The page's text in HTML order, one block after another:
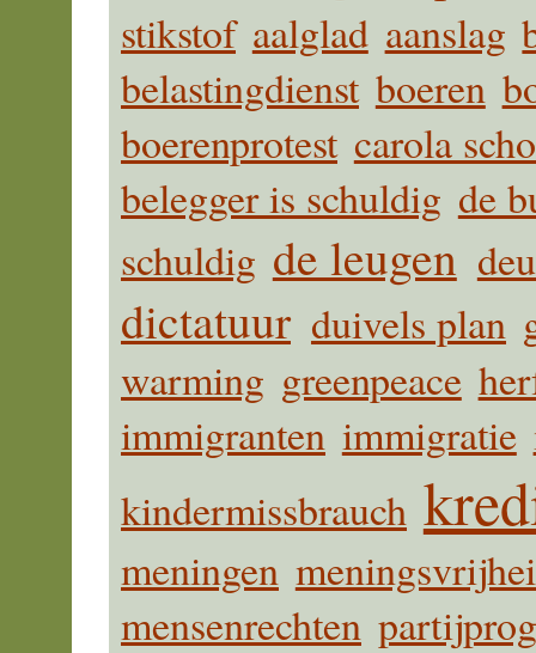
stikstof aalglad aanslag
belastingdienst boeren
boerenprotest carola
belegger is schuldig de
schuldig de leugen
dictatuur duivels plan
warming greenpeace
immigranten immigratie
kindermissbrauch
meningen
mensenrechten